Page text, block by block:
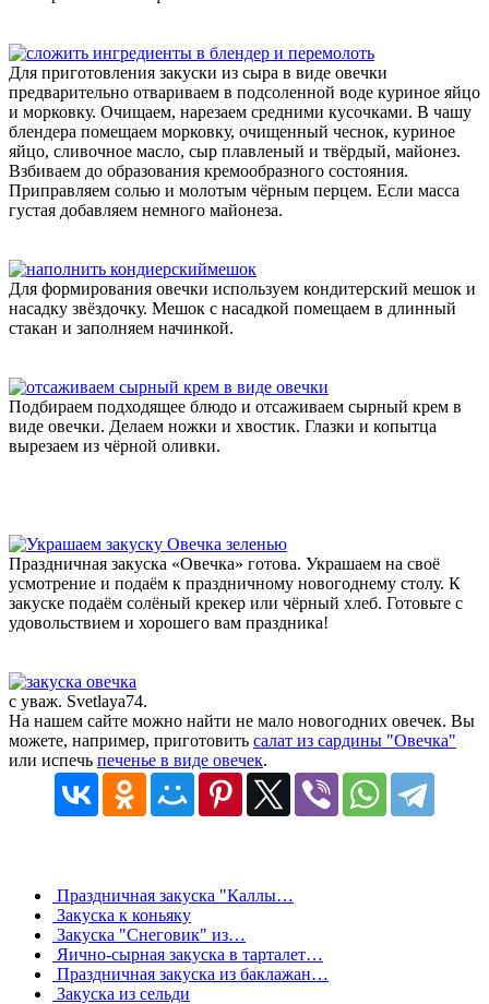
Для приготовления закуски из сыра в виде овечки
предварительно отвариваем в подсоленной воде куриное яйцо
и морковку. Очищаем, нарезаем средними кусочками. В чашу
блендера помещаем морковку, очищенный чеснок, куриное
яйцо, сливочное масло, сыр плавленый и твёрдый, майонез.
Взбиваем до образования кремообразного состояния.
Приправляем солью и молотым чёрным перцем. Если масса
густая добавляем немного майонеза.
Для формирования овечки используем кондитерский мешок и
насадку звёздочку. Мешок с насадкой помещаем в длинный
стакан и заполняем начинкой.
Подбираем подходящее блюдо и отсаживаем сырный крем в
виде овечки. Делаем ножки и хвостик. Глазки и копытца
вырезаем из чёрной оливки.
Праздничная закуска «Овечка» готова. Украшаем на своё
усмотрение и подаём к праздничному новогоднему столу. К
закуске подаём солёный крекер или чёрный хлеб. Готовьте с
удовольствием и хорошего вам праздника!
с уваж. Svetlaya74.
На нашем сайте можно найти не мало новогодних овечек. Вы
можете, например, приготовить салат из сардины "Овечка"
или испечь печенье в виде овечек.
Праздничная закуска "Каллы…
Закуска к коньяку
Закуска "Снеговик" из…
Яично-сырная закуска в тарталет…
Праздничная закуска из баклажан…
Закуска из сельди